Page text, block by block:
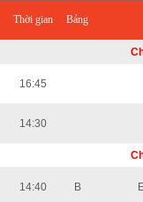
Thời gian Bảng
16:45
14:30
14:40 B